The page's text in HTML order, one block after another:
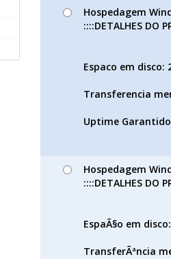
Hospedagem
::::DETALHES DO
Espaco em disco:
Transferencia
Uptime
Hospedagem
::::DETALHES DO
EspaÃ§o em
TransferÃªncia